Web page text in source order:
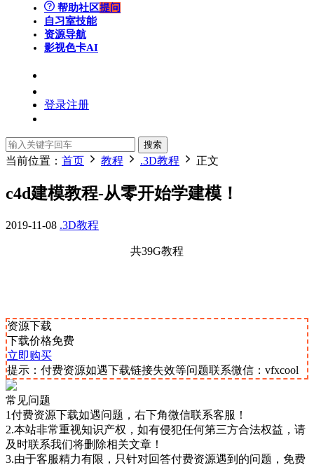
帮助社区提问
自习室技能
资源导航
影视色卡AI
登录注册
搜索
当前位置： 首页 教程 .3D教程 正文
c4d建模教程-从零开始学建模！
2019-11-08 .3D教程
共39G教程
资源下载
下载价格免费
立即购买
提示：付费资源如遇下载链接失效等问题联系微信：vfxcool
常见问题
1付费资源下载如遇问题，右下角微信联系客服！
2.本站非常重视知识产权，如有侵犯任何第三方合法权益，请
及时联系我们将删除相关文章！
3.由于客服精力有限，只针对回答付费资源遇到的问题，免费